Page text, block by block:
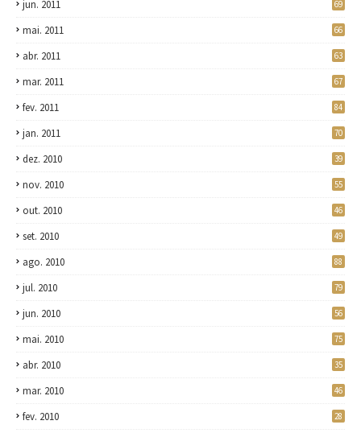
jun. 2011 69
mai. 2011 66
abr. 2011 63
mar. 2011 67
fev. 2011 84
jan. 2011 70
dez. 2010 39
nov. 2010 55
out. 2010 46
set. 2010 49
ago. 2010 88
jul. 2010 79
jun. 2010 56
mai. 2010 75
abr. 2010 35
mar. 2010 46
fev. 2010 28